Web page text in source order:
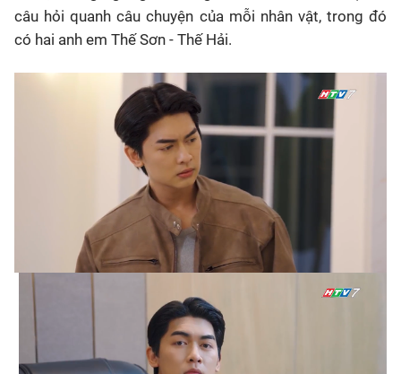
câu hỏi quanh câu chuyện của mỗi nhân vật, trong đó
có hai anh em Thế Sơn - Thế Hải.